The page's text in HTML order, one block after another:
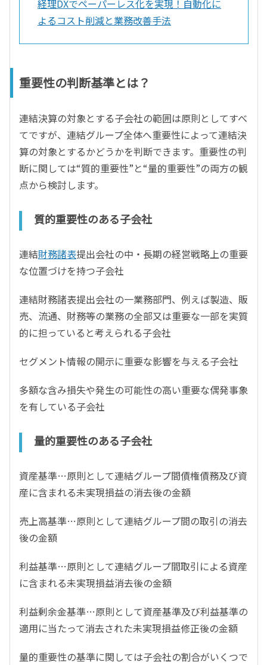
経理DXでペーパーレス化を実現！自動化に
よるコスト削減と業務改善手法
重要性の判断基準とは？
連結決算の対象とする子会社の範囲は原則としてすべ
てですが、連結グループ全体へ重要性によって連結決
算の対象とするかどうかを判断できます。重要性の判
断に関しては“質的重要性”と“量的重要性”の両方の観
点から検討します。
質的重要性のある子会社
連結財務諸表提出会社の中・長期の経営戦略上の重要
な位置づけを持つ子会社
連結財務諸表提出会社の一業務部門、例えば製造、販
売、流通、財務等の業務の全部又は重要な一部を実質
的に担っていると考えられる子会社
セグメント情報の開示に重要な影響を与える子会社
多額な含み損失や発生の可能性の高い重要な偶発事象
を有している子会社
量的重要性のある子会社
資産基準…原則として連結グループ間債権債務及び資
産に含まれる未実現損益の消去後の金額
売上高基準…原則として連結グループ間の取引の消去
後の金額
利益基準…原則として連結グループ間取引による資産
に含まれる未実現損益消去後の金額
利益剰余金基準…原則として資産基準及び利益基準の
適用に当たって消去された未実現損益修正後の金額
量的重要性の基準に関しては子会社の割合がいくつで